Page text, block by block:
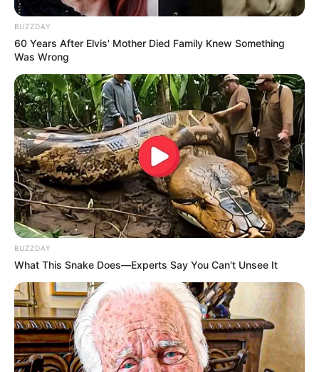
10 Desain Kanopi Tempat
Tidur, Serasa Beristirahat di
Kamar Raja
Tampil Lebih Modern, 7 Potret
Hasil Renovasi Rumah Berusia
90 Tahun
BUZZDAY
60 Years After Elvis' Mother Died Family Knew Something
Was Wrong
BUZZDAY
What This Snake Does—Experts Say You Can't Unsee It